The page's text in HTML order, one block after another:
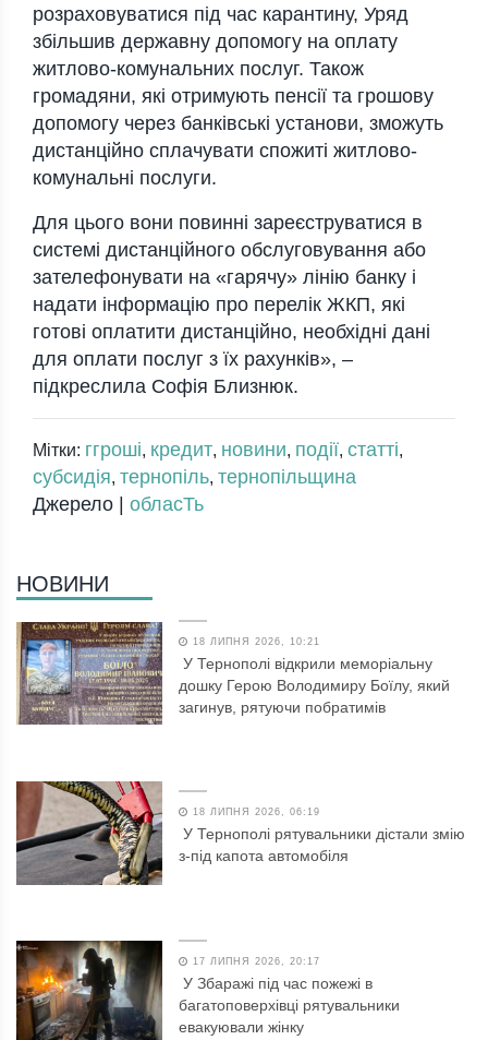
розраховуватися під час карантину, Уряд
збільшив державну допомогу на оплату
житлово-комунальних послуг. Також
громадяни, які отримують пенсії та грошову
допомогу через банківські установи, зможуть
дистанційно сплачувати спожиті житлово-
комунальні послуги.
Для цього вони повинні зареєструватися в
системі дистанційного обслуговування або
зателефонувати на «гарячу» лінію банку і
надати інформацію про перелік ЖКП, які
готові оплатити дистанційно, необхідні дані
для оплати послуг з їх рахунків», –
підкреслила Софія Близнюк.
Мітки: ггроші, кредит, новини, події, статті,
субсидія, тернопіль, тернопільщина
Джерело | обласТь
НОВИНИ
18 ЛИПНЯ 2026, 10:21
У Тернополі відкрили меморіальну
дошку Герою Володимиру Боїлу, який
загинув, рятуючи побратимів
18 ЛИПНЯ 2026, 06:19
У Тернополі рятувальники дістали змію
з-під капота автомобіля
17 ЛИПНЯ 2026, 20:17
У Збаражі під час пожежі в
багатоповерхівці рятувальники
евакуювали жінку